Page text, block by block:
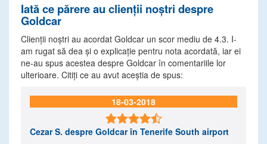
Iată ce părere au clienții noștri despre
Goldcar
Clienții noștri au acordat Goldcar un scor mediu de 4.3. I-
am rugat să dea și o explicație pentru nota acordată, iar ei
ne-au spus acestea despre Goldcar în comentariile lor
ulterioare. Citiți ce au avut aceștia de spus:
18-03-2018

Cezar S. despre Goldcar în Tenerife South airport